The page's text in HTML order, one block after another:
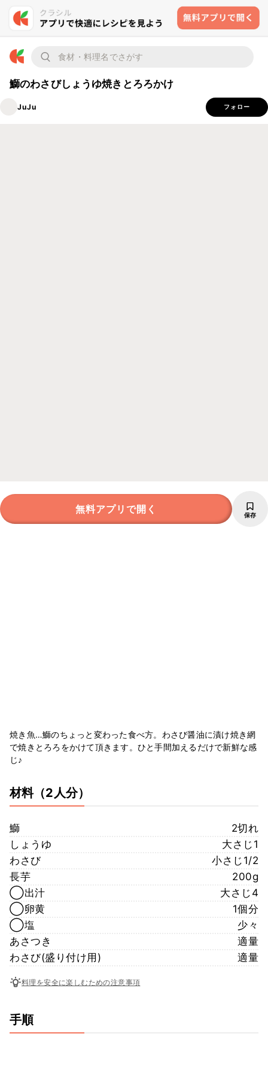
鰤のわさびしょうゆ焼きとろろかけ
JuJu フォロー
無料アプリで開く 保存
焼き魚…鰤のちょっと変わった食べ方。わさび醤油に漬け焼き網
で焼きとろろをかけて頂きます。ひと手間加えるだけで新鮮な感
じ♪
材料（2人分）
鰤
2切れ
しょうゆ
大さじ1
わさび
小さじ1/2
長芋
200g
◯出汁
大さじ4
◯卵黄
1個分
◯塩
少々
あさつき
適量
わさび(盛り付け用)
適量
料理を安全に楽しむための注意事項
手順